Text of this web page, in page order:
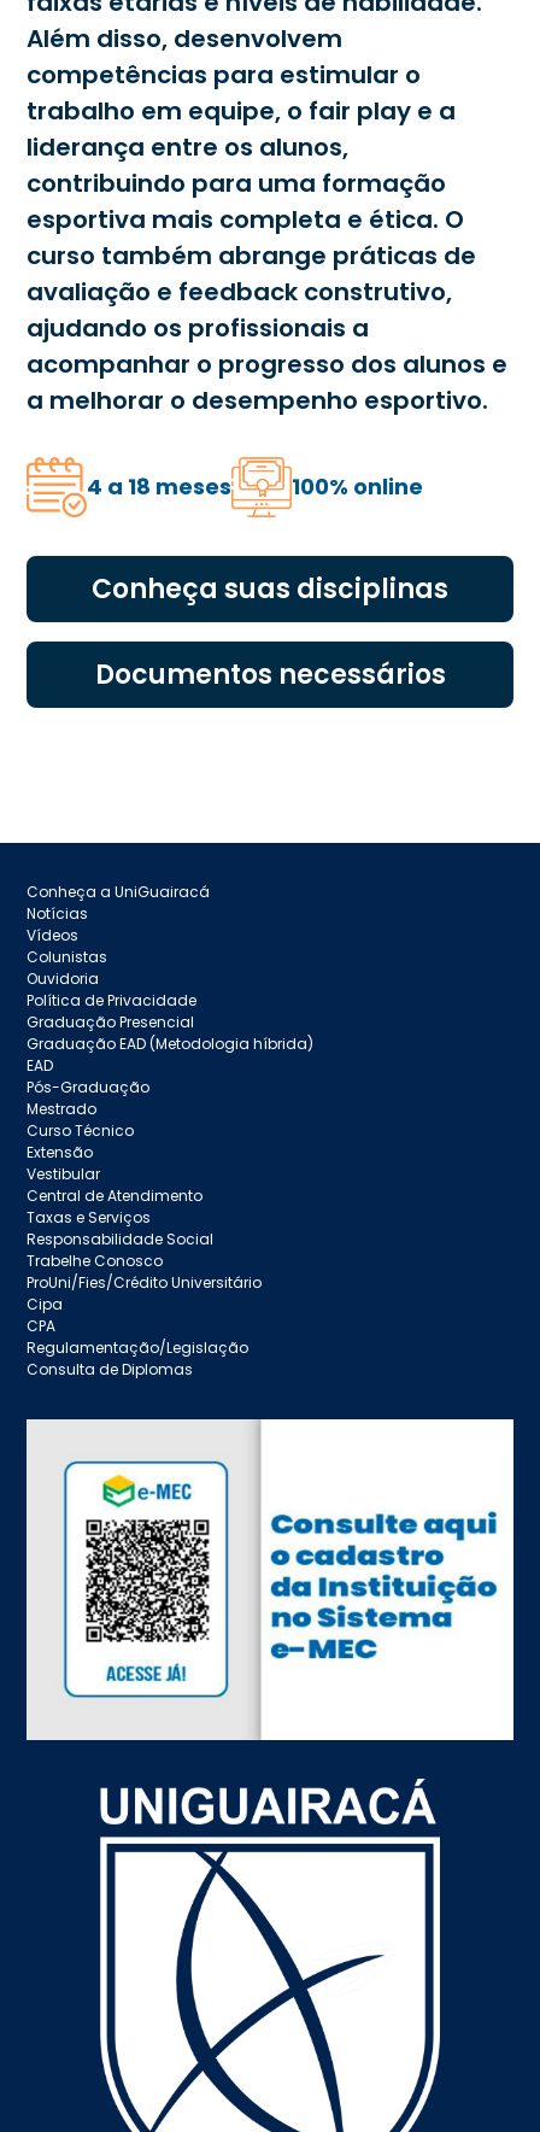
Além disso, desenvolvem
competências para estimular o
trabalho em equipe, o fair play e a
liderança entre os alunos,
contribuindo para uma formação
esportiva mais completa e ética. O
curso também abrange práticas de
avaliação e feedback construtivo,
ajudando os profissionais a
acompanhar o progresso dos alunos e
a melhorar o desempenho esportivo.
4 a 18 meses 100% online
Conheça suas disciplinas
Documentos necessários
Conheça a UniGuairacá
Notícias
Vídeos
Colunistas
Ouvidoria
Política de Privacidade
Graduação Presencial
Graduação EAD (Metodologia híbrida)
EAD
Pós-Graduação
Mestrado
Curso Técnico
Extensão
Vestibular
Central de Atendimento
Taxas e Serviços
Responsabilidade Social
Trabelhe Conosco
ProUni/Fies/Crédito Universitário
Cipa
CPA
Regulamentação/Legislação
Consulta de Diplomas